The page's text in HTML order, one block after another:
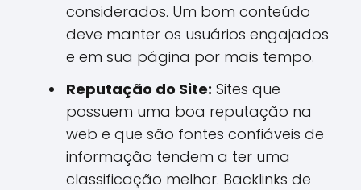
considerados. Um bom conteúdo
deve manter os usuários engajados
e em sua página por mais tempo.
Reputação do Site: Sites que
possuem uma boa reputação na
web e que são fontes confiáveis de
informação tendem a ter uma
classificação melhor. Backlinks de